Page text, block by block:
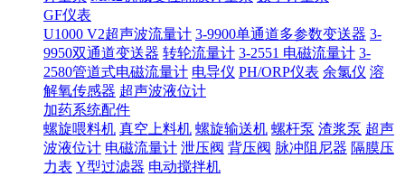
GF仪表
U1000 V2超声波流量计 3-9900单通道多参数变送器 3-
9950双通道变送器 转轮流量计 3-2551 电磁流量计 3-
2580管道式电磁流量计 电导仪 PH/ORP仪表 余氯仪 溶
解氧传感器 超声波液位计
加药系统配件
螺旋喂料机 真空上料机 螺旋输送机 螺杆泵 渣浆泵 超声
波液位计 电磁流量计 泄压阀 背压阀 脉冲阻尼器 隔膜压
力表 Y型过滤器 电动搅拌机